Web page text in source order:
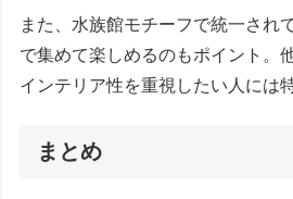
また、水族館モチーフで統一され
で集めて楽しめるのもポイント。
インテリア性を重視したい人には
まとめ